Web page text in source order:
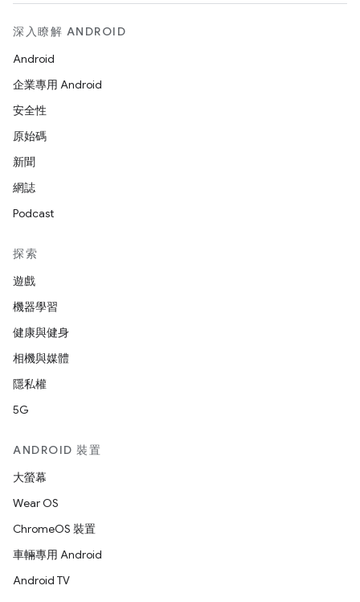
深入瞭解 ANDROID
Android
企業專用 Android
安全性
原始碼
新聞
網誌
Podcast
探索
遊戲
機器學習
健康與健身
相機與媒體
隱私權
5G
ANDROID 裝置
大螢幕
Wear OS
ChromeOS 裝置
車輛專用 Android
Android TV